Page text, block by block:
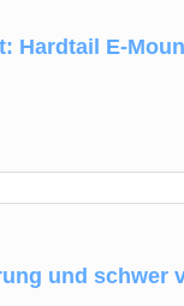
Hardtail E-
und schwer